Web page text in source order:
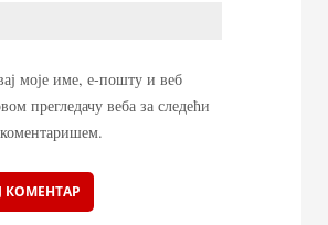
моје име, е-пошту и веб
прегледачу веба за следећи